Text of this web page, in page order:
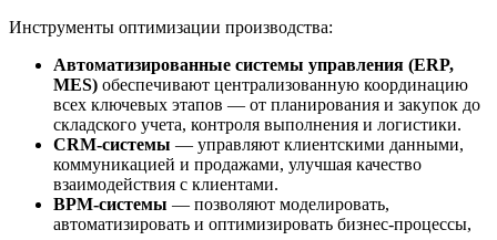
Инструменты оптимизации производства:
Автоматизированные системы управления (ERP,
MES) обеспечивают централизованную координацию
всех ключевых этапов — от планирования и закупок до
складского учета, контроля выполнения и логистики.
CRM-системы — управляют клиентскими данными,
коммуникацией и продажами, улучшая качество
взаимодействия с клиентами.
BPM-системы — позволяют моделировать,
автоматизировать и оптимизировать бизнес-процессы,